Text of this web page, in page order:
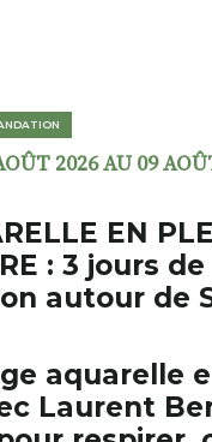
2026 AU 09
EN
: 3 jours de
autour de
aquarelle
Laurent